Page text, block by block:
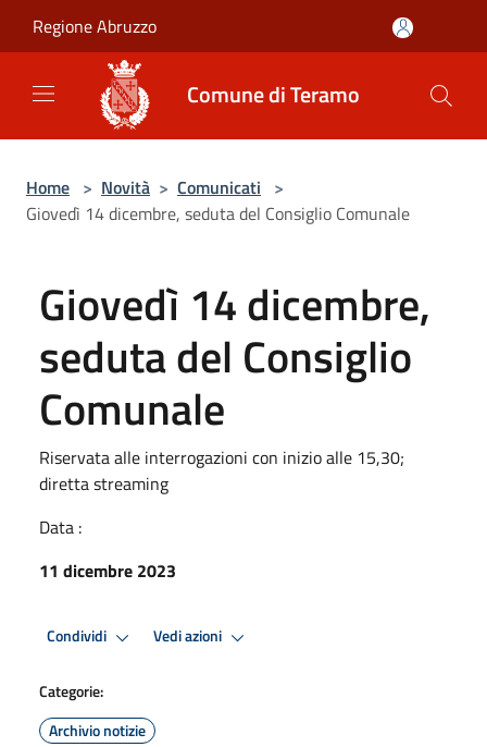
Regione Abruzzo
Comune di Teramo
Home > Novità > Comunicati >
Giovedì 14 dicembre, seduta del Consiglio Comunale
Giovedì 14 dicembre,
seduta del Consiglio
Comunale
Riservata alle interrogazioni con inizio alle 15,30;
diretta streaming
Data :
11 dicembre 2023
Condividi Vedi azioni
Categorie:
Archivio notizie